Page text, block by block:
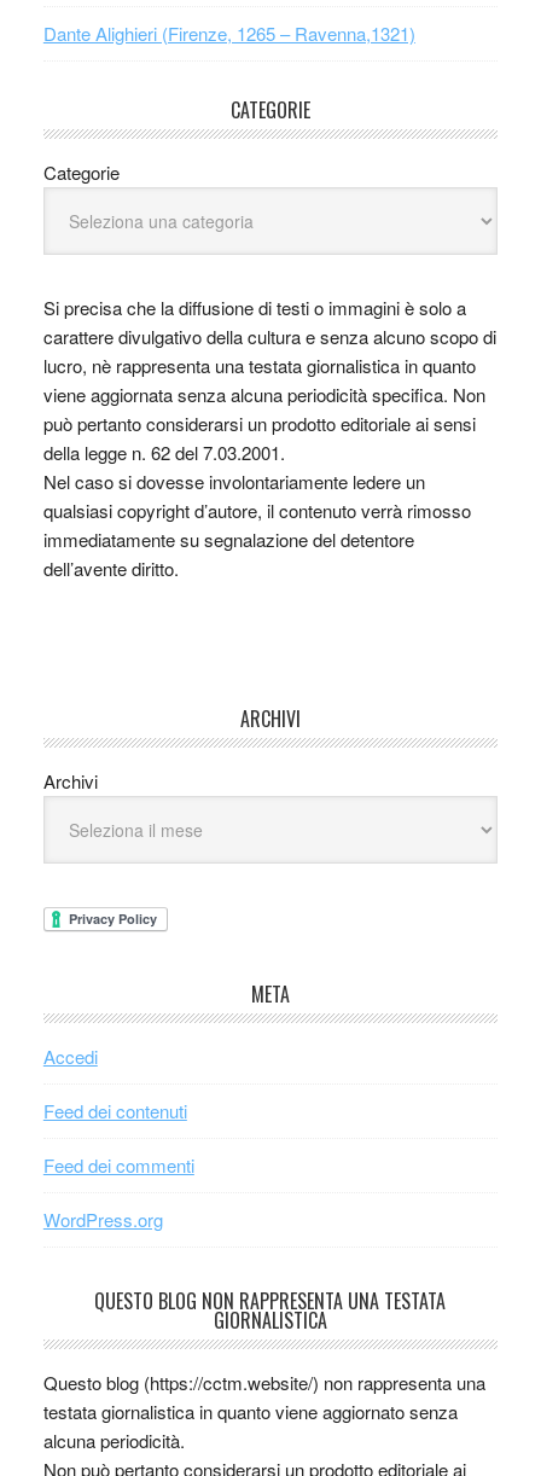
Dante Alighieri (Firenze, 1265 – Ravenna,1321)
CATEGORIE
Categorie
Si precisa che la diffusione di testi o immagini è solo a
carattere divulgativo della cultura e senza alcuno scopo di
lucro, nè rappresenta una testata giornalistica in quanto
viene aggiornata senza alcuna periodicità specifica. Non
può pertanto considerarsi un prodotto editoriale ai sensi
della legge n. 62 del 7.03.2001.
Nel caso si dovesse involontariamente ledere un
qualsiasi copyright d’autore, il contenuto verrà rimosso
immediatamente su segnalazione del detentore
dell’avente diritto.
ARCHIVI
Archivi
META
Accedi
Feed dei contenuti
Feed dei commenti
WordPress.org
QUESTO BLOG NON RAPPRESENTA UNA TESTATA
GIORNALISTICA
Questo blog (https://cctm.website/) non rappresenta una
testata giornalistica in quanto viene aggiornato senza
alcuna periodicità.
Non può pertanto considerarsi un prodotto editoriale ai